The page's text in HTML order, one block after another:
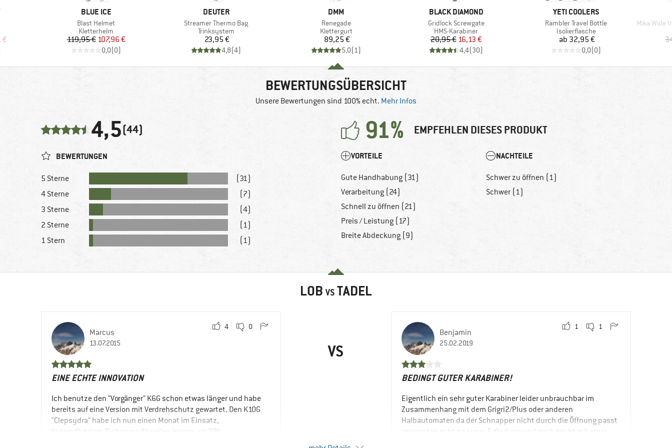
Preis
€
MARKE
BLUE ICE
Artikel
Blast Helmet
Produktgruppe
Kletterhelm
Preis
119,95 €reduzierter Preis
107,96 €
0,0(0)
MARKE
DEUTER
Artikel
Streamer Thermo Bag
Produktgruppe
Trinksystem
Preis
23,95 €
4,8(4)
MARKE
DMM
Artikel
Renegade
Produktgruppe
Klettergurt
Preis
89,25 €
5,0(1)
MARKE
BLACK DIAMOND
Artikel
Gridlock Screwgate
Produktgruppe
HMS-Karabiner
Preis
20,95 €reduzierter Preis
16,13 €
4,4(30)
MARKE
YETI COOLERS
Artikel
Rambler Travel Bottle
Produktgruppe
Isolierflasche
Preis
ab 32,95 €
0,0(0)
Artikel
Mika Wide
BEWERTUNGSÜBERSICHT
Unsere Bewertungen sind 100% echt. Mehr Infos
4,5(44) 91% EMPFEHLEN DIESES PRODUKT
BEWERTUNGEN
5 Sterne
(31)
4 Sterne
(7)
3 Sterne
(4)
2 Sterne
(1)
1 Stern
(1)
VORTEILE
Gute Handhabung (31)
Verarbeitung (24)
Schnell zu öffnen (21)
Preis / Leistung (17)
Breite Abdeckung (9)
NACHTEILE
Schwer zu öffnen (1)
Schwer (1)
LOB VS TADEL
Marcus
13.07.2015
4 0
EINE ECHTE INNOVATION
Ich benutze den "Vorgänger" K6G schon etwas länger und habe
bereits auf eine Version mit Verdrehschutz gewartet. Den K10G
"Clepsydra" habe ich nun einen Monat im Einsatz,
Indoor/Outdoor, Sicherung/Abseilen insges. ca 20h.
VS
Benjamin
25.02.2019
1 1
BEDINGT GUTER KARABINER!
Eigentlich ein sehr guter Karabiner leider unbrauchbar im
Zusammenhang mit dem Grigri2/Plus oder anderen
Halbautomaten da der Schnapper nicht durch die Öffnung passt
ansonsten echt ne super Erfindung und auch leicht mit einer